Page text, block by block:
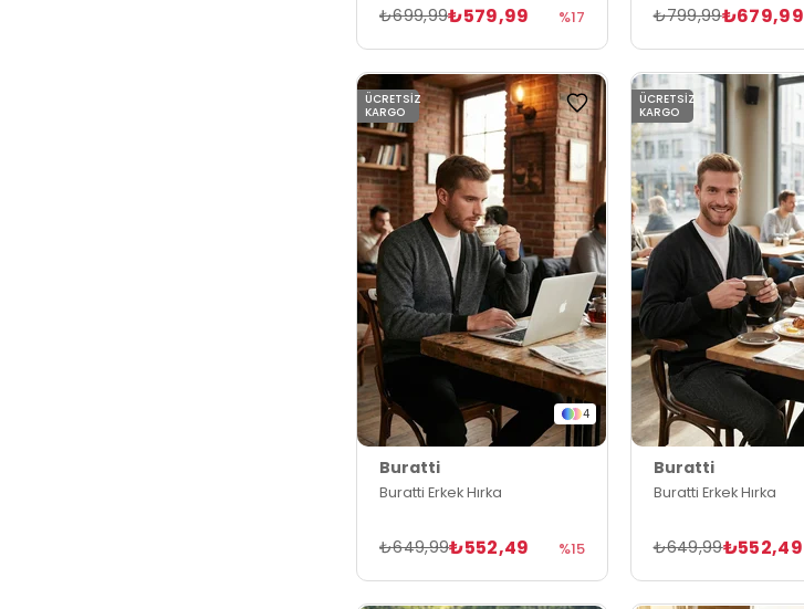
₺579,99
₺699,99 %17 ₺679,99
₺799,99
4
Buratti
Buratti Erkek Hırka
₺552,49
₺649,99 %15
ÜCRETSIZ
KARGO
Buratti
Buratti Erkek Hırka
₺552,49
₺649,99
ÜCRETSIZ
KARGO